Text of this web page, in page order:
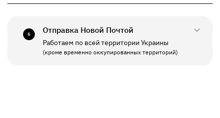
+380(67)550-7641
ПН - ПТ
11:00 - 19:00
Выходной
6 Отправка Новой Почтой
Работаем по всей территории Украины
(кроме временно оккупированных территорий)